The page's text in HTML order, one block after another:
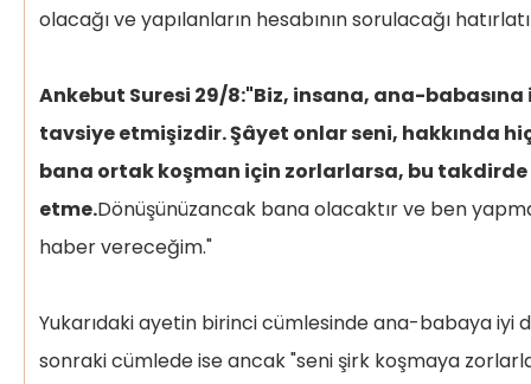
olacağı ve yapılanların hesabının sorulacağı
Ankebut Suresi 29/8:"Biz, insana, ana-babasına
tavsiye etmişizdir. Şâyet onlar seni, hakkında
bana ortak koşman için zorlarlarsa, bu
etme.Dönüşünüzancak bana olacaktır ve ben
haber vereceğim."
Yukarıdaki ayetin birinci cümlesinde ana-babaya iyi
sonraki cümlede ise ancak "seni şirk koşmaya